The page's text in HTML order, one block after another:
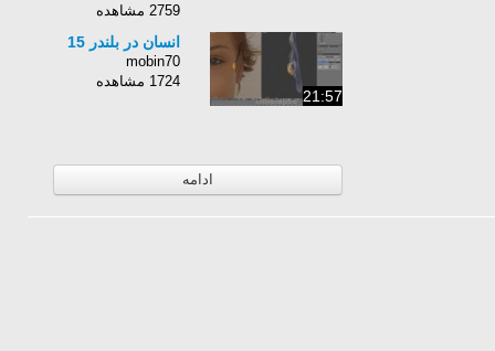
2759 مشاهده
21:57
انسان در بلندر 15
mobin70
1724 مشاهده
ادامه